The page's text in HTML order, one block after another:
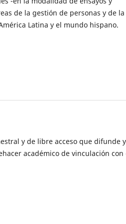
de la gestión de personas y de la
Latina y el mundo hispano.
y de libre acceso que difunde y
académico de vinculación con